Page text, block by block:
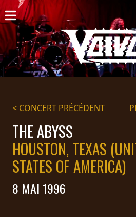
ACCUEIL
NOUVELLES
CONCERTS
DISCOGRAPHIE
GALERIE
BIO
PANIER
MAGASIN
< CONCERT PRÉCÉDENT
THE ABYSS
HOUSTON, TEXAS
STATES OF AMERICA)
8 MAI 1996